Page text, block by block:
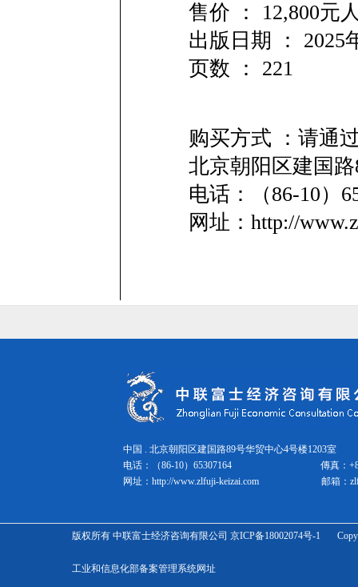
售价 ： 12,800元
出版日期 ： 2025
页数 ： 221
购买方式 ：请通
北京朝阳区建国
电话：（86-
网址：http://
中国 . 北京朝阳区建国路89号华贸中心4号楼1203室
电话：（86-10）65307164
傳真：
网址： http://www.zlfuji-keizai.com 邮箱：
版权所有 中联富士经济咨询有限公司 京ICP备18002074号-1
工业和信息化部备案管理系统网址